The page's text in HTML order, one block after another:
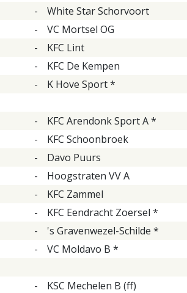
- White Star Schorvoort
- VC Mortsel OG
- KFC Lint
- KFC De Kempen
- K Hove Sport *
- KFC Arendonk Sport A *
- KFC Schoonbroek
- Davo Puurs
- Hoogstraten VV A
- KFC Zammel
- KFC Eendracht Zoersel *
- 's Gravenwezel-Schilde *
- VC Moldavo B *
- KSC Mechelen B (ff)